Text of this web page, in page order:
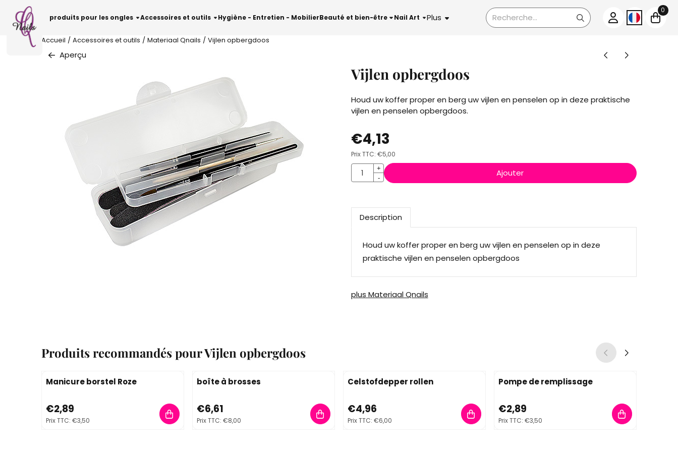
Préférences de cookies disponibles. Choisissez les paramètres ou autorisez tous les cookies.
produits pour les ongles Accessoires et outils Hygiène - Entretien - MobilierBeauté et bien-être Nail Art Plus Rechercher 0
Accueil / Accessoires et outils / Materiaal Qnails / Vijlen opbergdoos
Aperçu
Vijlen opbergdoos
Houd uw koffer proper en berg uw vijlen en penselen op in deze praktische
vijlen en penselen opbergdoos.
€4,13
Prix TTC: €5,00
Quantité
+
-
Ajouter
Description
Houd uw koffer proper en berg uw vijlen en penselen op in deze
praktische vijlen en penselen opbergdoos
plus Materiaal Qnails
Produits recommandés pourVijlen opbergdoos
Manicure borstel Roze
Prix: 2,89, TVA comprise : 3,50
€2,89
Prix TTC: €3,50
boîte à brosses
Prix: 6,61, TVA comprise : 8,00
€6,61
Prix TTC: €8,00
Celstofdepper rollen
Prix: 4,96, TVA comprise : 6,00
€4,96
Prix TTC: €6,00
Pompe de remplissage
Prix: 2,89, TVA comprise : 3,50
€2,89
Prix TTC: €3,50